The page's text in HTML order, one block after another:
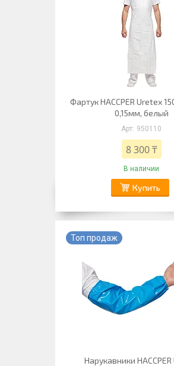
Фартук HACCPER Uretex
0,15мм, белый
950110
8 300 ₸
В наличии
Купить
Топ продаж
Нарукавники